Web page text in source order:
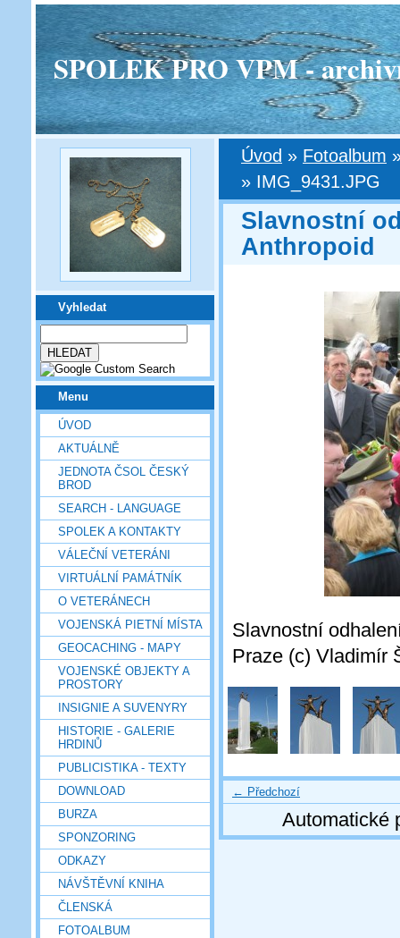
SPOLEK PRO VPM -
Vyhledat
Menu
ÚVOD
AKTUÁLNĚ
JEDNOTA ČSOL ČESKÝ
BROD
SEARCH - LANGUAGE
SPOLEK A KONTAKTY
VÁLEČNÍ VETERÁNI
VIRTUÁLNÍ PAMÁTNÍK
O VETERÁNECH
VOJENSKÁ PIETNÍ MÍSTA
GEOCACHING - MAPY
VOJENSKÉ OBJEKTY A
PROSTORY
INSIGNIE A SUVENYRY
HISTORIE - GALERIE
HRDINŮ
PUBLICISTIKA - TEXTY
DOWNLOAD
BURZA
SPONZORING
ODKAZY
NÁVŠTĚVNÍ KNIHA
ČLENSKÁ
FOTOALBUM
Úvod » Fotoalbum
» IMG_9431.JPG
Slavnostní
Anthropoid
Slavnostní
Praze (c) Vladimír
← Předchozí
Automatické